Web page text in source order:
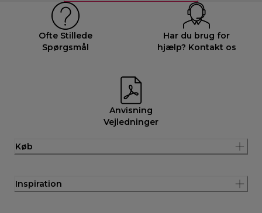
Ofte Stillede
Spørgsmål
Har du brug for
hjælp? Kontakt os
Anvisning
Vejledninger
Køb
Inspiration